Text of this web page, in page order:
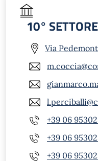
10°
Via
+39 06
+39 06
+39 06